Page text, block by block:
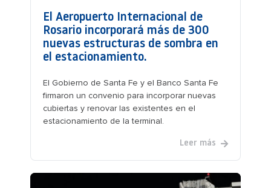
El Aeropuerto Internacional de
Rosario incorporará más de 300
nuevas estructuras de sombra en
el estacionamiento.
El Gobierno de Santa Fe y el Banco Santa Fe
firmaron un convenio para incorporar nuevas
cubiertas y renovar las existentes en el
estacionamiento de la terminal.
Leer más